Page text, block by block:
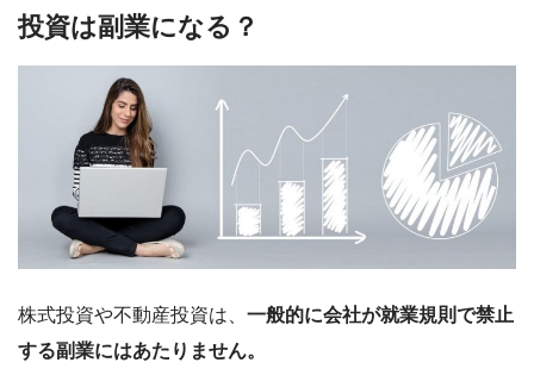
投資は副業になる？
株式投資や不動産投資は、 一般的に会社が就業規則で禁止
する副業にはあたりません。